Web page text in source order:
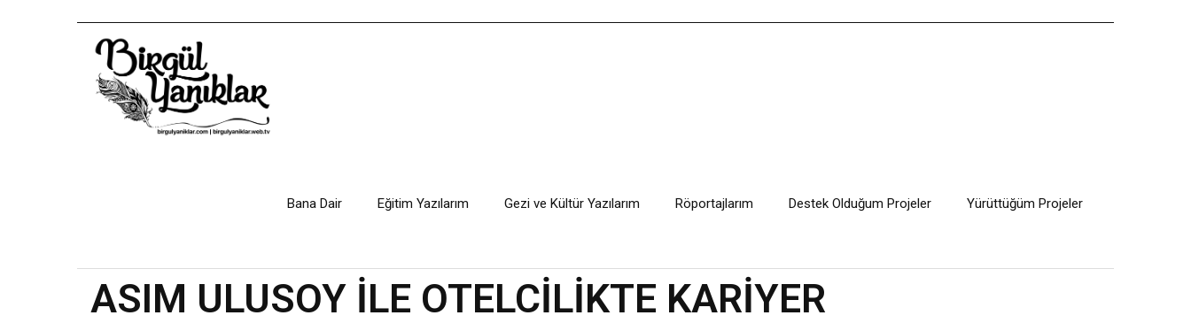
Bana Dair Eğitim Yazılarım Gezi ve Kültür Yazılarım Röportajlarım Destek Olduğum Projeler Yürüttüğüm Projeler
ASIM ULUSOY İLE OTELCİLİKTE KARİYER